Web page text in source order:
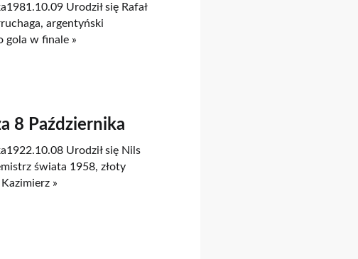
Urodził się Rafał
argentyński
gola w finale »
8 Października
Urodził się Nils
świata 1958, złoty
»